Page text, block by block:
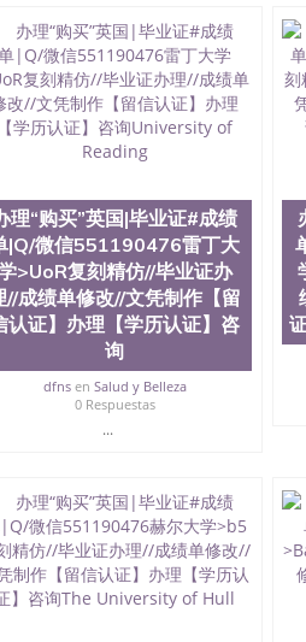
、改成绩、教育部学历学位认证、
制作、办理、仿制学位证书、毕业
使馆留学回国人员证明、留学生认
、英国文凭学历、美国文凭学历、
：551190476 圣何塞州立大学毕业
Jose State University）圣何塞州立
Jose State University）成绩单圣
Jose State University）圣何塞州立
State University）圣何塞州立大学
）圣何塞州立大学文凭（
）圣何塞州立大学学历（
）圣何塞州立大学学历（San
圣何塞州立大学（San Jose State
大学（San Jose State University）
（San Jose State University）圣何
（San Jose State University）圣何
）圣何塞州立大学结业证（San
）圣何塞州立大学学位证（San
）圣何塞州立大学学历证书（
）澳洲读书未毕业找人做文
证书/澳洲读本科硕士做文凭/购买
澳洲读书未毕业找人做文凭学位
洲读本科硕士做文凭/购买澳洲大
理“购买”英国|毕业证#成绩
|Q/微信551190476雷丁大
>UoR复刻精仿//毕业证办
//成绩单修改//文凭制作【留
认证】办理【学历认证】咨
询
dfnsen Salud y Belleza
0 Respuestas
...